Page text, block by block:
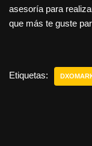
asesoría para
que más te guste
Etiquetas: